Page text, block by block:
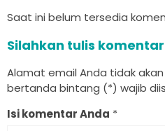
Saat ini belum tersedia
Silahkan tulis
Alamat email Anda tidak
bertanda bintang (*) wajib
Isi komentar Anda *